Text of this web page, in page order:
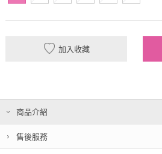
加入收藏
商品介紹
售後服務